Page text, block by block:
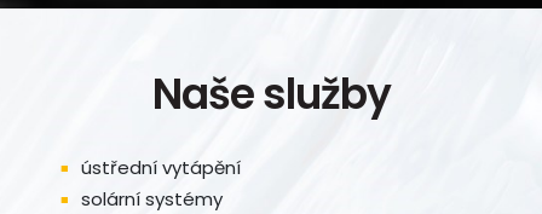
Naše služby
ústřední vytápění
solární systémy